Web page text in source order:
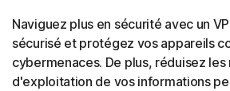
Naviguez plus en sécurité avec un
sécurisé et protégez vos appareils
cybermenaces. De plus, réduisez les
d'exploitation de vos informations